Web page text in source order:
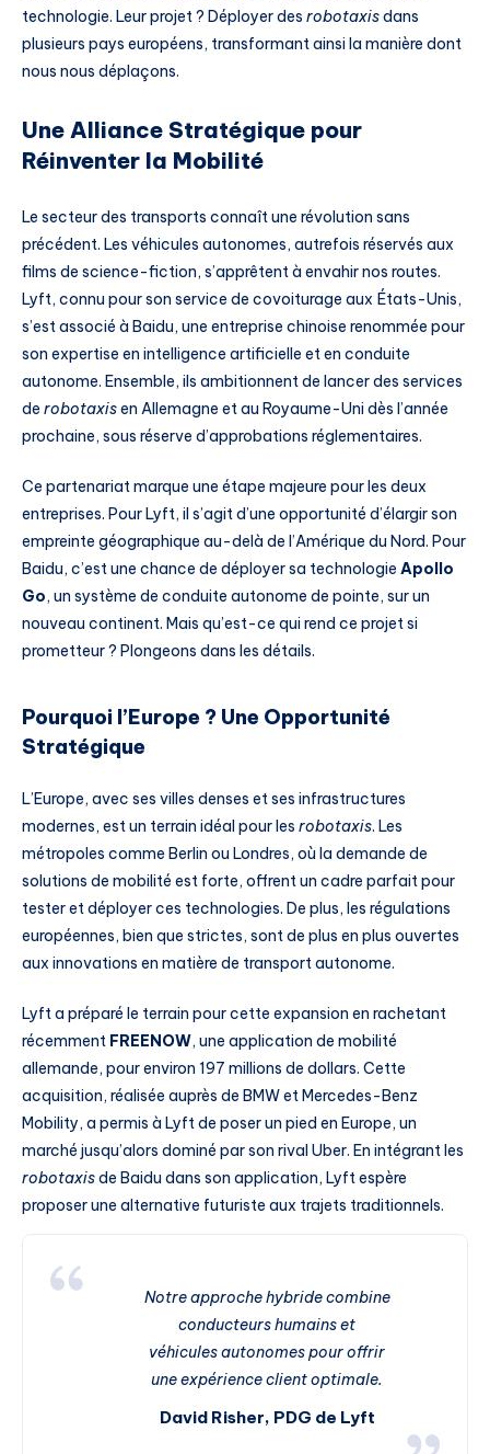
technologie. Leur projet ? Déployer des robotaxisdans
plusieurs pays européens, transformant ainsi la manière dont
nous nous déplaçons.
Une Alliance Stratégique pour
Réinventer la Mobilité
Le secteur des transports connaît une révolution sans
précédent. Les véhicules autonomes, autrefois réservés aux
films de science-fiction, s’apprêtent à envahir nos routes.
Lyft, connu pour son service de covoiturage aux États-Unis,
s’est associé à Baidu, une entreprise chinoise renommée pour
son expertise en intelligence artificielle et en conduite
autonome. Ensemble, ils ambitionnent de lancer des services
de robotaxisen Allemagne et au Royaume-Uni dès l’année
prochaine, sous réserve d’approbations réglementaires.
Ce partenariat marque une étape majeure pour les deux
entreprises. Pour Lyft, il s’agit d’une opportunité d’élargir son
empreinte géographique au-delà de l’Amérique du Nord. Pour
Baidu, c’est une chance de déployer sa technologie Apollo
Go, un système de conduite autonome de pointe, sur un
nouveau continent. Mais qu’est-ce qui rend ce projet si
prometteur ? Plongeons dans les détails.
Pourquoi l’Europe ? Une Opportunité
Stratégique
L’Europe, avec ses villes denses et ses infrastructures
modernes, est un terrain idéal pour les robotaxis. Les
métropoles comme Berlin ou Londres, où la demande de
solutions de mobilité est forte, offrent un cadre parfait pour
tester et déployer ces technologies. De plus, les régulations
européennes, bien que strictes, sont de plus en plus ouvertes
aux innovations en matière de transport autonome.
Lyft a préparé le terrain pour cette expansion en rachetant
récemment FREENOW, une application de mobilité
allemande, pour environ 197 millions de dollars. Cette
acquisition, réalisée auprès de BMW et Mercedes-Benz
Mobility, a permis à Lyft de poser un pied en Europe, un
marché jusqu’alors dominé par son rival Uber. En intégrant les
robotaxisde Baidu dans son application, Lyft espère
proposer une alternative futuriste aux trajets traditionnels.
Notre approche hybride combine
conducteurs humains et
véhicules autonomes pour offrir
une expérience client optimale.
David Risher, PDG de Lyft